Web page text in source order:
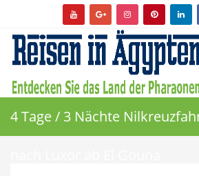
4 Tage / 3 Nächte